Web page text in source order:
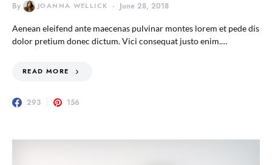
By JOANNA WELLICK June 28, 2018
Aenean eleifend ante maecenas pulvinar montes lorem et pede dis
dolor pretium donec dictum. Vici consequat justo enim.…
READ MORE
293 156